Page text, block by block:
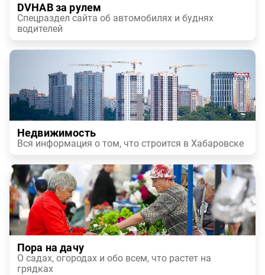
DVHAB за рулем
Спецраздел сайта об автомобилях и буднях
водителей
Недвижимость
Вся информация о том, что строится в Хабаровске
Пора на дачу
О садах, огородах и обо всем, что растет на
грядках